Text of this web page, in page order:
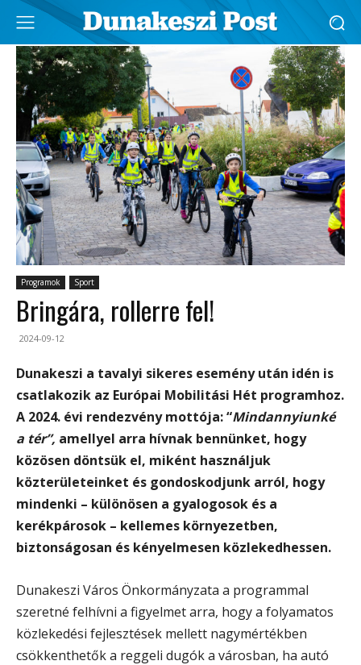
Programok Sport
Bringára, rollerre fel!
2024-09-12
Dunakeszi a tavalyi sikeres esemény után idén is
csatlakozik az Európai Mobilitási Hét programhoz.
A 2024. évi rendezvény mottója: “Mindannyiunké
a tér”, amellyel arra hívnak bennünket, hogy
közösen döntsük el, miként használjuk
közterületeinket és gondoskodjunk arról, hogy
mindenki – különösen a gyalogosok és a
kerékpárosok – kellemes környezetben,
biztonságosan és kényelmesen közlekedhessen.
Dunakeszi Város Önkormányzata a programmal
szeretné felhívni a figyelmet arra, hogy a folyamatos
közlekedési fejlesztések mellett nagymértékben
csökkenthetők a reggeli dugók a városban, ha autó